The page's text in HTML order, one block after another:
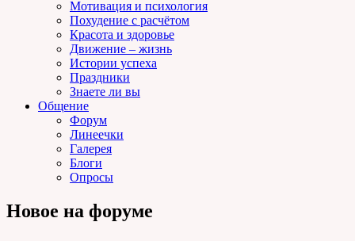
Мотивация и психология
Похудение с расчётом
Красота и здоровье
Движение – жизнь
Истории успеха
Праздники
Знаете ли вы
Общение
Форум
Линеечки
Галерея
Блоги
Опросы
Новое на форуме